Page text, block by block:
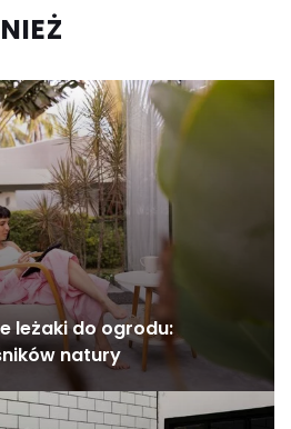
leżaki do ogrodu:
natury